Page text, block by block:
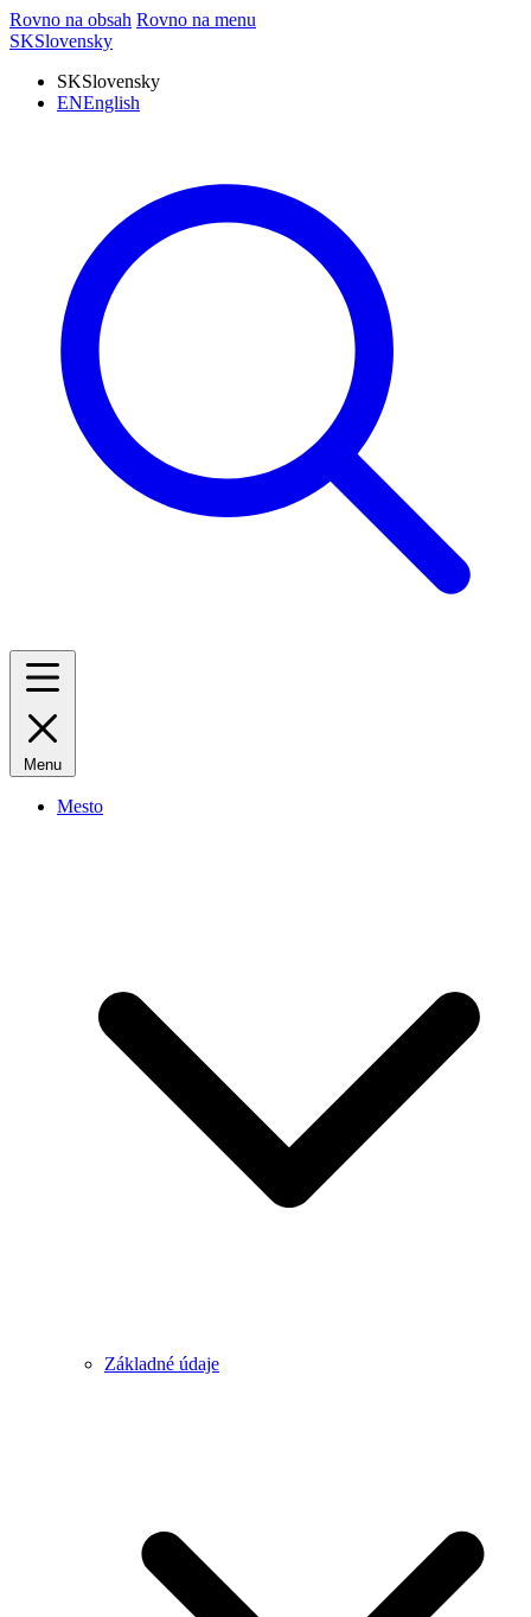
Rovno na obsah Rovno na menu
SKSlovensky
SKSlovensky
ENEnglish
Menu
Mesto
Základné údaje